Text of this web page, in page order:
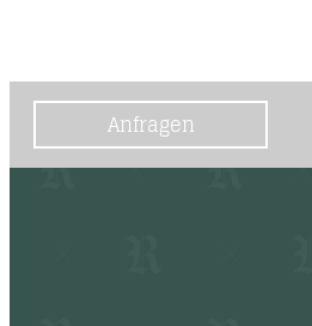
Anfragen